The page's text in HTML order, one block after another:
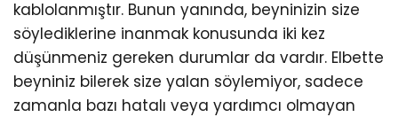
kablolanmıştır. Bunun yanında, beyninizin size
söylediklerine inanmak konusunda iki kez
düşünmeniz gereken durumlar da vardır. Elbette
beyniniz bilerek size yalan söylemiyor, sadece
zamanla bazı hatalı veya yardımcı olmayan